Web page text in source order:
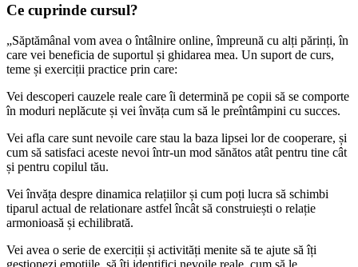
Ce cuprinde cursul?
„Săptămânal vom avea o întâlnire online, împreună cu alți părinți, în
care vei beneficia de suportul și ghidarea mea. Un suport de curs,
teme și exerciții practice prin care:
Vei descoperi cauzele reale care îi determină pe copii să se comporte
în moduri neplăcute și vei învăța cum să le preîntâmpini cu succes.
Vei afla care sunt nevoile care stau la baza lipsei lor de cooperare, și
cum să satisfaci aceste nevoi într-un mod sănătos atât pentru tine cât
și pentru copilul tău.
Vei învăța despre dinamica relațiilor și cum poți lucra să schimbi
tiparul actual de relationare astfel încât să construiești o relație
armonioasă și echilibrată.
Vei avea o serie de exerciții și activități menite să te ajute să îți